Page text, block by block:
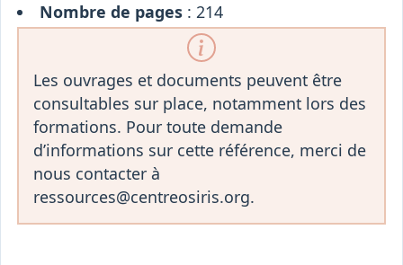
Nombre de pages: 214
Les ouvrages et documents peuvent être
consultables sur place, notamment lors des
formations. Pour toute demande
d’informations sur cette référence, merci de
nous contacter à
ressources@centreosiris.org.